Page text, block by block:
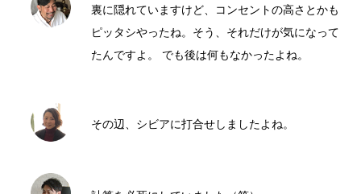
裏に隠れていますけど、コンセントの高さとかも
ピッタシやったね。そう、それだけが気になって
たんですよ。 でも後は何もなかったよね。
その辺、シビアに打合せしましたよね。